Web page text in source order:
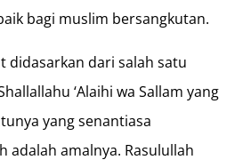
bagi muslim bersangkutan.
didasarkan dari salah satu
‘Alaihi wa Sallam yang
yang senantiasa
adalah amalnya. Rasulullah